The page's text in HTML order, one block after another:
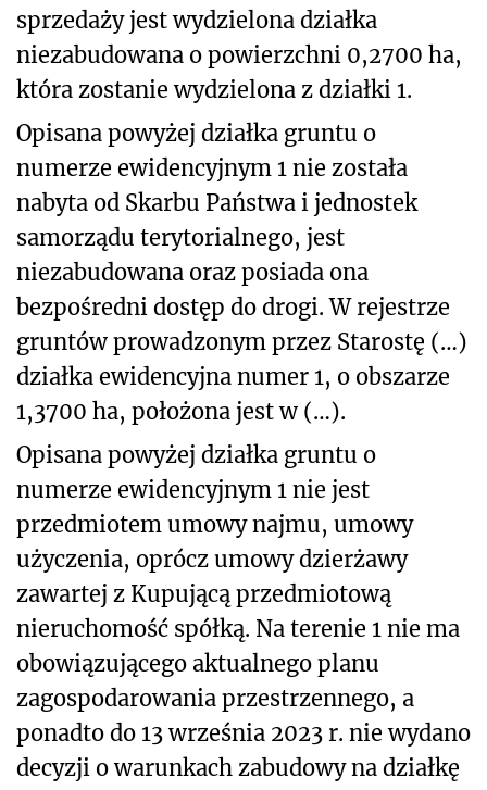
sprzedaży jest wydzielona działka
niezabudowana o powierzchni 0,2700 ha,
która zostanie wydzielona z działki 1.
Opisana powyżej działka gruntu o
numerze ewidencyjnym 1 nie została
nabyta od Skarbu Państwa i jednostek
samorządu terytorialnego, jest
niezabudowana oraz posiada ona
bezpośredni dostęp do drogi. W rejestrze
gruntów prowadzonym przez Starostę (…)
działka ewidencyjna numer 1, o obszarze
1,3700 ha, położona jest w (…).
Opisana powyżej działka gruntu o
numerze ewidencyjnym 1 nie jest
przedmiotem umowy najmu, umowy
użyczenia, oprócz umowy dzierżawy
zawartej z Kupującą przedmiotową
nieruchomość spółką. Na terenie 1 nie ma
obowiązującego aktualnego planu
zagospodarowania przestrzennego, a
ponadto do 13 września 2023 r. nie wydano
decyzji o warunkach zabudowy na działkę